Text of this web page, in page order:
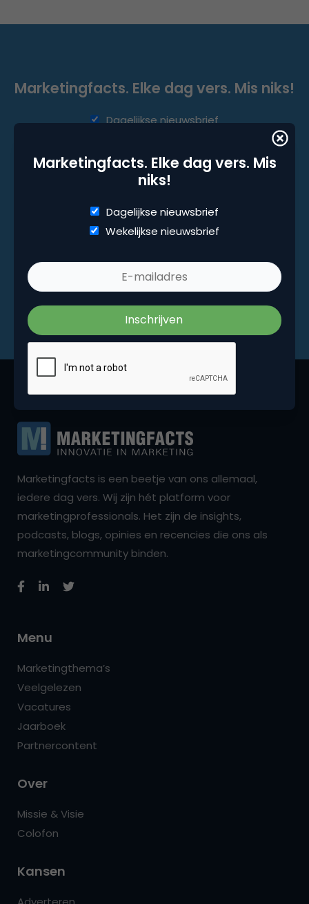
Marketingfacts. Elke dag vers. Mis
niks!
Dagelijkse nieuwsbrief
Wekelijkse nieuwsbrief
Marketingfacts. Elke dag vers. Mis niks!
Dagelijkse nieuwsbrief
Marketingfacts is een beetje van ons allemaal,
iedere dag vers. Wij zijn hét platform voor
marketingprofessionals. Het zijn de insights,
podcasts, blogs, opinies en recencies die ons als
marketingcommunity binden.
Menu
Marketingthema’s
Veelgelezen
Vacatures
Jaarboek
Partnercontent
Over
Missie & Visie
Colofon
Kansen